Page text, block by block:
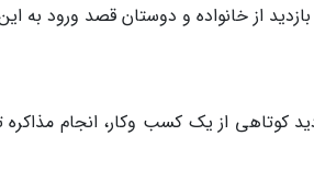
از خانواده و دوستان قصد ورود به
کوتاهی از یک کسب وکار، انجام